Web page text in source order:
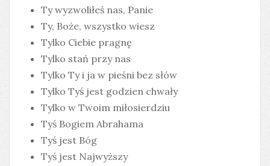
Ty wyzwoliłeś nas, Panie
Ty, Boże, wszystko wiesz
Tylko Ciebie pragnę
Tylko stań przy nas
Tylko Ty i ja w pieśni bez słów
Tylko Tyś jest godzien chwały
Tylko w Twoim miłosierdziu
Tyś Bogiem Abrahama
Tyś jest Bóg
Tyś jest Najwyższy